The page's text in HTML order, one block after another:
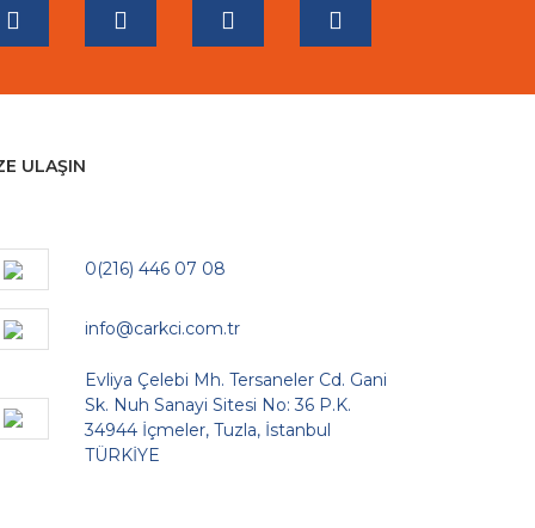
ULAŞIN
0(216) 446 07 08
info@carkci.com.tr
Evliya Çelebi Mh. Tersaneler Cd. Gani
Sk. Nuh Sanayi Sitesi No: 36 P.K.
34944 İçmeler, Tuzla, İstanbul
TÜRKİYE